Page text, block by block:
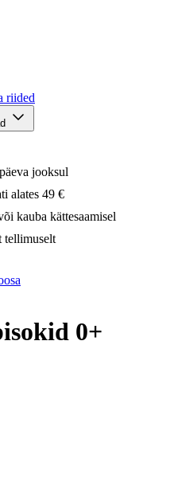
riided
jooksul
alates 49 €
kauba kättesaamisel
tellimuselt
0+